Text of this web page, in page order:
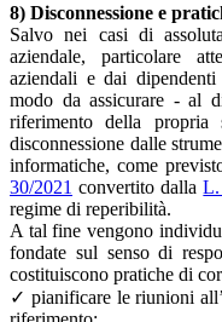
8) Disconnessione e
Salvo nei casi di
aziendale, particolare
aziendali e dai
modo da assicurare - al
riferimento della
disconnessione dalle
informatiche, come
30/2021 convertito dallaL.
regime di reperibilità.
A tal fine vengono
fondate sul senso di
costituiscono pratiche di
✓ pianificare le riunioni